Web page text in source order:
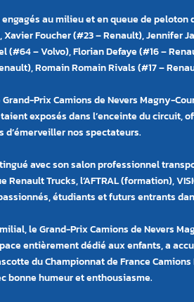
au milieu et en queue de
Foucher (#23 – Renault), Jennifer
(#64 – Volvo), Florian Defaye (#16 –
Romain Romain Rivals (#17 –
Prix Camions de Nevers Magny-
exposés dans l’enceinte du
nos spectateurs.
avec son salon professionnel
Trucks, l’AFTRAL (formation),
étudiants et futurs entrants
le Grand-Prix Camions de Nevers
entièrement dédié aux enfants, a
du Championnat de France
bonne humeur et enthousiasme.